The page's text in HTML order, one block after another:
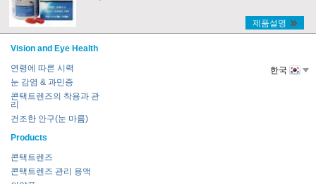
제품설명
Vision and Eye Health
연령에 따른 시력
눈 감염 & 과민증
콘택트렌즈의 착용과 관
리
건조한 안구(눈 마름)
Products
콘택트렌즈
콘택트렌즈 관리 용액
한국